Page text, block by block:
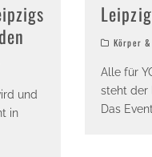
und
in
Körper
Alle für
steht der
Das